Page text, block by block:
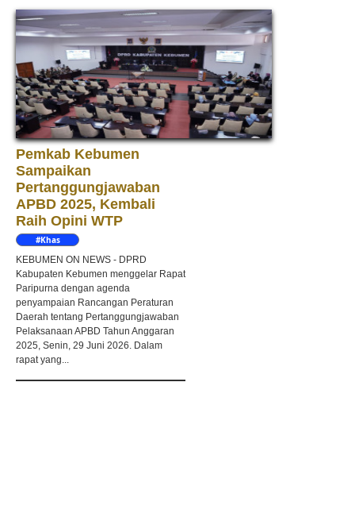
Pemkab Kebumen
Sampaikan
Pertanggungjawaban
APBD 2025, Kembali
Raih Opini WTP
#Khas
KEBUMEN ON NEWS - DPRD
Kabupaten Kebumen menggelar Rapat
Paripurna dengan agenda
penyampaian Rancangan Peraturan
Daerah tentang Pertanggungjawaban
Pelaksanaan APBD Tahun Anggaran
2025, Senin, 29 Juni 2026. Dalam
rapat yang...